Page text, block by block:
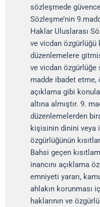
sözleşmede
Sözleşme’nin
Haklar Uluslarası
ve vicdan özgürlüğü
düzenlemelere
ve vicdan özgürlüğe
madde ibadet etme,
açıklama gibi
altına almıştır. 9.
düzenlemelerden
kişisinin dinini veya
özgürlüğünün
Bahsi geçen
inancını açıklama
emniyeti yararı,
ahlakın korunması
haklarının ve